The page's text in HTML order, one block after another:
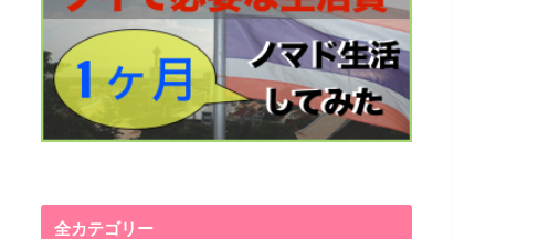
全カテゴリー